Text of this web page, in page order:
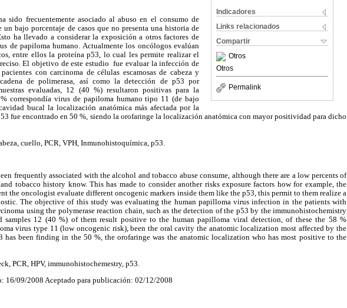
Indicadores
Links relacionados
Compartir
Otros
Otros
Permalink
sido frecuentemente asociado al abuso en el consumo de
bajo porcentaje de casos que no presenta una historia de
ha llevado a considerar la exposición a otros factores de
de papiloma humano. Actualmente los oncólogos evalúan
entre ellos la proteína p53, lo cual les permite realizar el
El objetivo de este estudio fue evaluar la infección de
con carcinoma de células escamosas de cabeza y
de polimerasa, así como la detección de p53 por
evaluadas, 12 (40 %) resultaron positivas para la
correspondía virus de papiloma humano tipo 11 (de bajo
bucal la localización anatómica más afectada por la
fue encontrado en 50 %, siendo la orofaringe la localización anatómica con mayor positividad para dicho
cuello, PCR, VPH, Inmunohistoquímica, p53.
frequently associated with the alcohol and tobacco abuse consume, although there are a low percents of
tobacco history know. This has made to consider another risks exposure factors how for example, the
the oncologist evaluate different oncogenic markers inside them like the p53, this permit to them realize a
The objective of this study was evaluating the human papilloma virus infection in the patients with
using the polymerase reaction chain, such as the detection of the p53 by the immunohistochemistry
samples 12 (40 %) of them result positive to the human papilloma viral detection, of these the 58 %
virus type 11 (low oncogenic risk), been the oral cavity the anatomic localization most affected by the
has been finding in the 50 %, the orofaringe was the anatomic localization who has most positive to the
PCR, HPV, immunohistochemestry, p53.
16/09/2008 Aceptado para publicación: 02/12/2008